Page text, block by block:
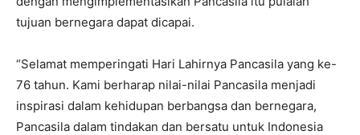
tujuan bernegara dapat dicapai.
“Selamat memperingati Hari Lahirnya Pancasila yang ke-
76 tahun. Kami berharap nilai-nilai Pancasila menjadi
inspirasi dalam kehidupan berbangsa dan bernegara,
Pancasila dalam tindakan dan bersatu untuk Indonesia